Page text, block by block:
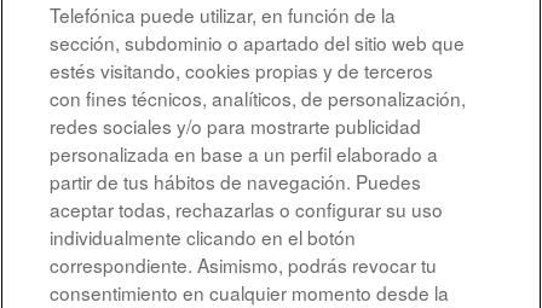
Aviso legal
Telefónica puede utilizar, en función de la
sección, subdominio o apartado del sitio web que
estés visitando, cookies propias y de terceros
con fines técnicos, analíticos, de personalización,
redes sociales y/o para mostrarte publicidad
personalizada en base a un perfil elaborado a
partir de tus hábitos de navegación. Puedes
aceptar todas, rechazarlas o configurar su uso
individualmente clicando en el botón
correspondiente. Asimismo, podrás revocar tu
consentimiento en cualquier momento desde la